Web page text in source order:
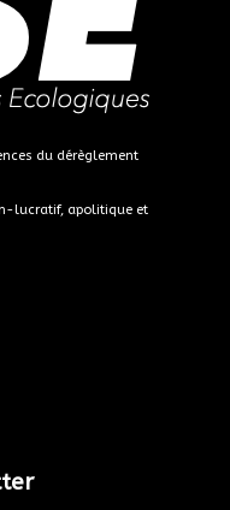
du dérèglement
lucratif, apolitique et